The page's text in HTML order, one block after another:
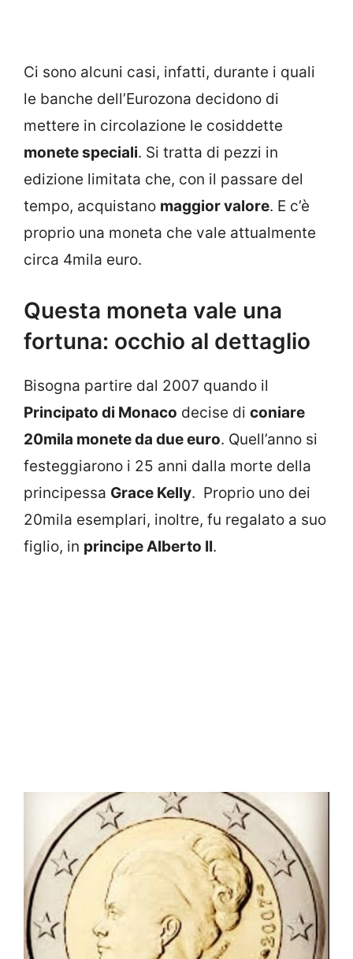
Ci sono alcuni casi, infatti, durante i quali
le banche dell’Eurozona decidono di
mettere in circolazione le cosiddette
monete speciali. Si tratta di pezzi in
edizione limitata che, con il passare del
tempo, acquistano maggior valore. E c’è
proprio una moneta che vale attualmente
circa 4mila euro.
Questa moneta vale una
fortuna: occhio al dettaglio
Bisogna partire dal 2007 quando il
Principato di Monaco decise di coniare
20mila monete da due euro. Quell’anno si
festeggiarono i 25 anni dalla morte della
principessa Grace Kelly. Proprio uno dei
20mila esemplari, inoltre, fu regalato a suo
figlio, in principe Alberto II.